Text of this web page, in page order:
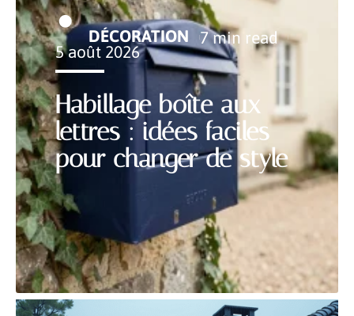
Habillage boîte aux
lettres : idées faciles
pour changer de style
DÉCORATION 7 min read
5 août 2026